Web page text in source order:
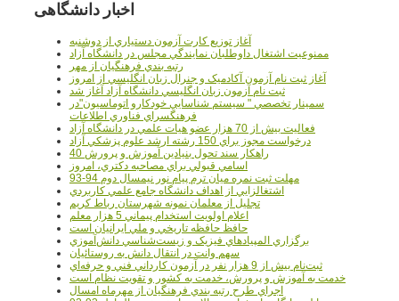
اخبار دانشگاهی
آغاز توزيع کارت آزمون دستياري از دوشنبه
ممنوعيت اشتغال داوطلبان نمايندگي مجلس در دانشگاه آزاد
رتبه بندي فرهنگيان از مهر
آغاز ثبت نام آزمون آکادميک و جنرال زبان انگليسي از امروز
ثبت نام آزمون زبان انگليسي دانشگاه آزاد آغاز شد
سمينار تخصصي " سيستم شناسايي خودکارو اتوماسيون"در
فرهنگسراي فناوري اطلاعات
فعاليت بيش از 70 هزار عضو هيات علمي در دانشگاه آزاد
درخواست مجوز براي 150 رشته ارشد علوم پزشکي آزاد
40 راهکار سند تحول بنيادين آموزش و پرورش
اسامي قبولي براي مصاحبه دکتري، امروز
مهلت ثبت نمره میان ترم پیام نور نیمسال دوم 94-93
اشتغالزايي از اهداف دانشگاه جامع علمي کاربردي
تجليل از معلمان نمونه شهرستان رباط کريم
اعلام اولويت استخدام پيماني 5 هزار معلم
حافظ حافظه تاريخي و ملي ايرانيان است
برگزاري المپيادهاي فيزيک و زيست‌شناسي دانش‌آموزي
سهم وانت در انتقال دانش به روستائيان
ثبت‌نام بيش از 9 هزار نفر در آزمون کارداني فني و حرفه‌اي
خدمت به آموزش و پرورش، خدمت به کشور و تقويت نظام است
اجراي طرح رتبه بندي فرهنگيان از مهرماه امسال